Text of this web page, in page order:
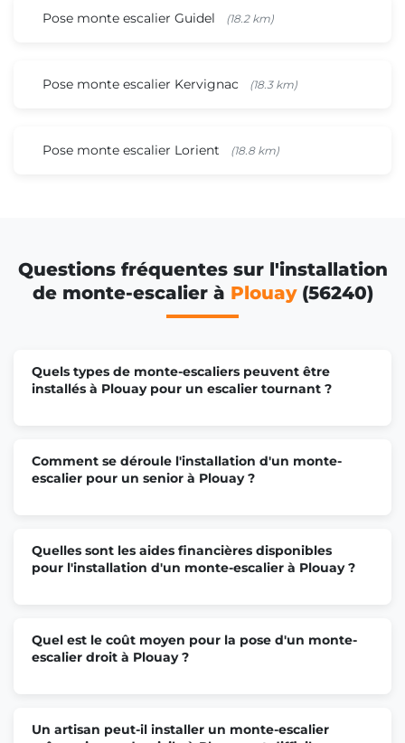
Pose monte escalier Guidel (18.2 km)
Pose monte escalier Kervignac (18.3 km)
Pose monte escalier Lorient (18.8 km)
Questions fréquentes sur l'installation
de monte-escalier à Plouay(56240)
Quels types de monte-escaliers peuvent être
installés à Plouay pour un escalier tournant ?
Comment se déroule l'installation d'un monte-
escalier pour un senior à Plouay ?
Quelles sont les aides financières disponibles
pour l'installation d'un monte-escalier à Plouay ?
Quel est le coût moyen pour la pose d'un monte-
escalier droit à Plouay ?
Un artisan peut-il installer un monte-escalier